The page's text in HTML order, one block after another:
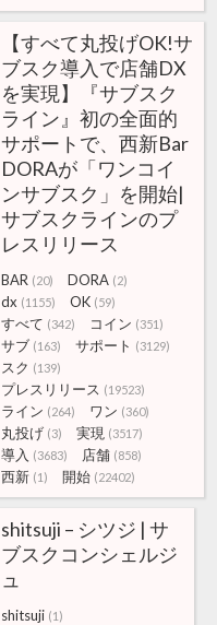
【すべて丸投げOK!サ
ブスク導入で店舗DX
を実現】『サブスク
ライン』初の全面的
サポートで、西新Bar
DORAが「ワンコイ
ンサブスク」を開始|
サブスクラインのプ
レスリリース
BAR (20) DORA (2)
dx (1155) OK (59)
すべて (342) コイン (351)
サブ (163) サポート (3129)
スク (139)
プレスリリース (19523)
ライン (264) ワン (360)
丸投げ (3) 実現 (3517)
導入 (3683) 店舗 (858)
西新 (1) 開始 (22402)
shitsuji – シツジ | サ
ブスクコンシェルジ
ュ
shitsuji (1)